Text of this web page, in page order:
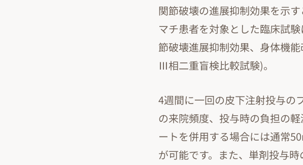
関節破壊の進展抑制効果を示
マチ患者を対象とした臨床試
節破壊進展抑制効果、身体機
Ⅲ相二重盲検比較試験)。
4週間に一回の皮下注射投与の
の来院頻度、投与時の負担の
ートを併用する場合には通常
が可能です。また、単剤投与